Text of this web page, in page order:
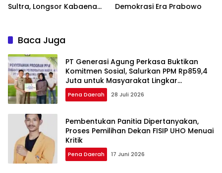
Sultra, Longsor Kabaena
Demokrasi Era Prabowo
Baca Juga
PT Generasi Agung Perkasa Buktikan
Komitmen Sosial, Salurkan PPM Rp859,4
Juta untuk Masyarakat Lingkar
Tambang
Pena Daerah 28 Juli 2026
Pembentukan Panitia Dipertanyakan,
Proses Pemilihan Dekan FISIP UHO Menuai
Kritik
Pena Daerah 17 Juni 2026